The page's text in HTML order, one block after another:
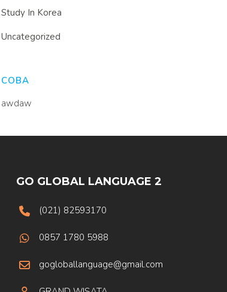
Study In Korea
Uncategorized
COBA
awdaw
GO GLOBAL LANGUAGE 2
(021) 82593170
0857 1780 5988
gogloballanguage@gmail.com